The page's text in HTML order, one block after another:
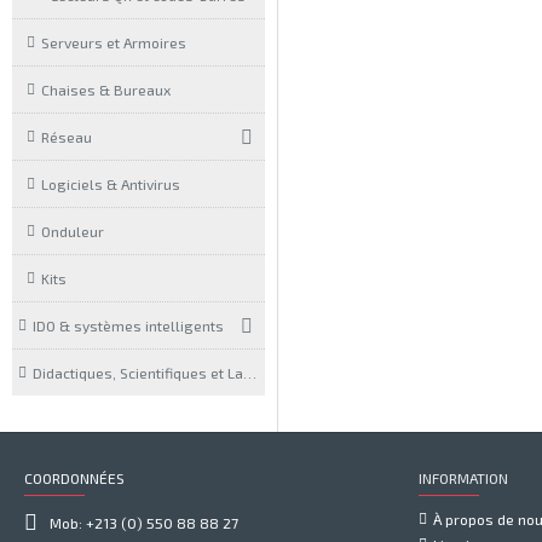
Serveurs et Armoires
Chaises & Bureaux
Réseau
Logiciels & Antivirus
Onduleur
Kits
IDO & systèmes intelligents
COORDONNÉES
Mob: +213 (0) 550 88 88 27
INFORMATION
À propos de